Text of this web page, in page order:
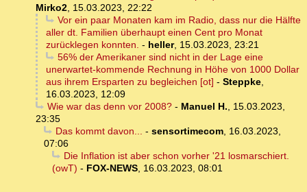
Mirko2, 15.03.2023, 22:22
Vor ein paar Monaten kam im Radio, dass nur die Hälfte
aller dt. Familien überhaupt einen Cent pro Monat
zurücklegen konnten. - heller, 15.03.2023, 23:21
56% der Amerikaner sind nicht in der Lage eine
unerwartet-kommende Rechnung in Höhe von 1000 Dollar
aus ihrem Ersparten zu begleichen [ot] - Steppke,
16.03.2023, 12:09
Wie war das denn vor 2008?- Manuel H., 15.03.2023,
23:35
Das kommt davon... - sensortimecom, 16.03.2023,
07:06
Die Inflation ist aber schon vorher '21 losmarschiert.
(owT) - FOX-NEWS, 16.03.2023, 08:01